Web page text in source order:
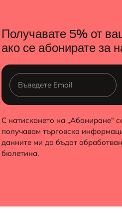
Получавате 5% от
ако се абонирате за
ALTERNATIVE:
С натискането на „Абониране“
получавам търговска
данните ми да бъдат
бюлетина.